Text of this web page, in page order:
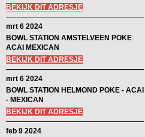
BEKIJK DIT ADRESJE
mrt 6 2024
BOWL STATION AMSTELVEEN POKE
ACAI MEXICAN
BEKIJK DIT ADRESJE
mrt 6 2024
BOWL STATION HELMOND POKE - ACAI
- MEXICAN
BEKIJK DIT ADRESJE
feb 9 2024